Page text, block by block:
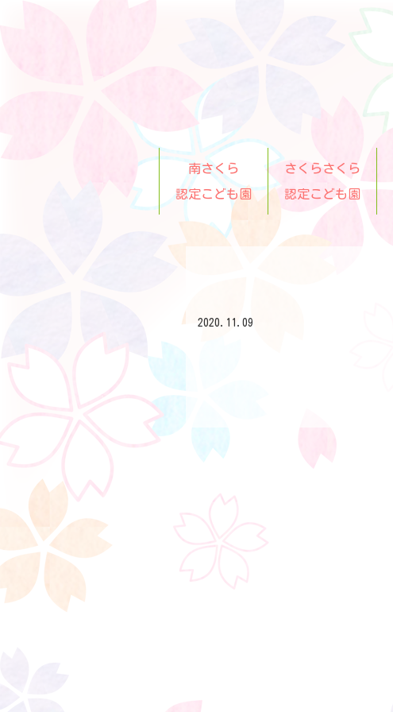
南さくら
認定こども園
さくらさくら
認定こども園
2020.11.09